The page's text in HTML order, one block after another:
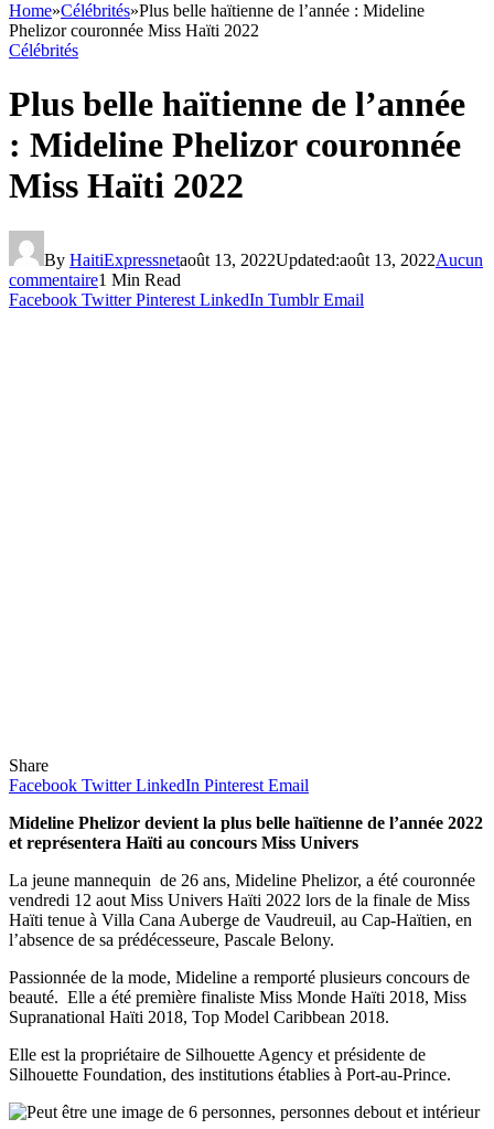
Home»Célébrités»Plus belle haïtienne de l’année : Mideline
Phelizor couronnée Miss Haïti 2022
Célébrités
Plus belle haïtienne de l’année
: Mideline Phelizor couronnée
Miss Haïti 2022
By HaitiExpressnetaoût 13, 2022Updated:août 13, 2022Aucun
commentaire1 Min Read
Facebook Twitter Pinterest LinkedIn Tumblr Email
Share
Facebook Twitter LinkedIn Pinterest Email
Mideline Phelizor devient la plus belle haïtienne de l’année 2022
et représentera Haïti au concours Miss Univers
La jeune mannequin de 26 ans, Mideline Phelizor, a été couronnée
vendredi 12 aout Miss Univers Haïti 2022 lors de la finale de Miss
Haïti tenue à Villa Cana Auberge de Vaudreuil, au Cap-Haïtien, en
l’absence de sa prédécesseure, Pascale Belony.
Passionnée de la mode, Mideline a remporté plusieurs concours de
beauté. Elle a été première finaliste Miss Monde Haïti 2018, Miss
Supranational Haïti 2018, Top Model Caribbean 2018.
Elle est la propriétaire de Silhouette Agency et présidente de
Silhouette Foundation, des institutions établies à Port-au-Prince.